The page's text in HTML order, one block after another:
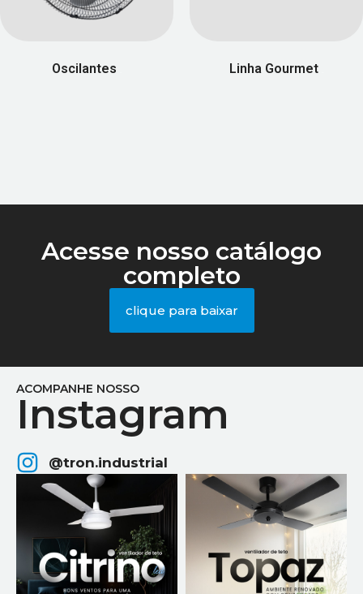
Oscilantes Linha Gourmet
Acesse nosso catálogo
completo
clique para baixar
ACOMPANHE NOSSO
Instagram
@tron.industrial